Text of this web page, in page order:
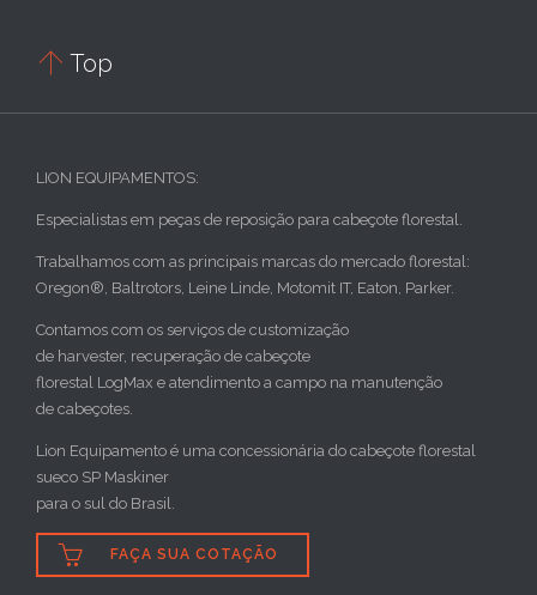
 Top
LION EQUIPAMENTOS:
Especialistas em peças de reposição para cabeçote florestal.
Trabalhamos com as principais marcas do mercado florestal:
Oregon®, Baltrotors, Leine Linde, Motomit IT, Eaton, Parker.
Contamos com os serviços de customização
de harvester, recuperação de cabeçote
florestal LogMax e atendimento a campo na manutenção
de cabeçotes.
Lion Equipamento é uma concessionária do cabeçote florestal
sueco SP Maskiner
para o sul do Brasil.
 FAÇA SUA COTAÇÃO